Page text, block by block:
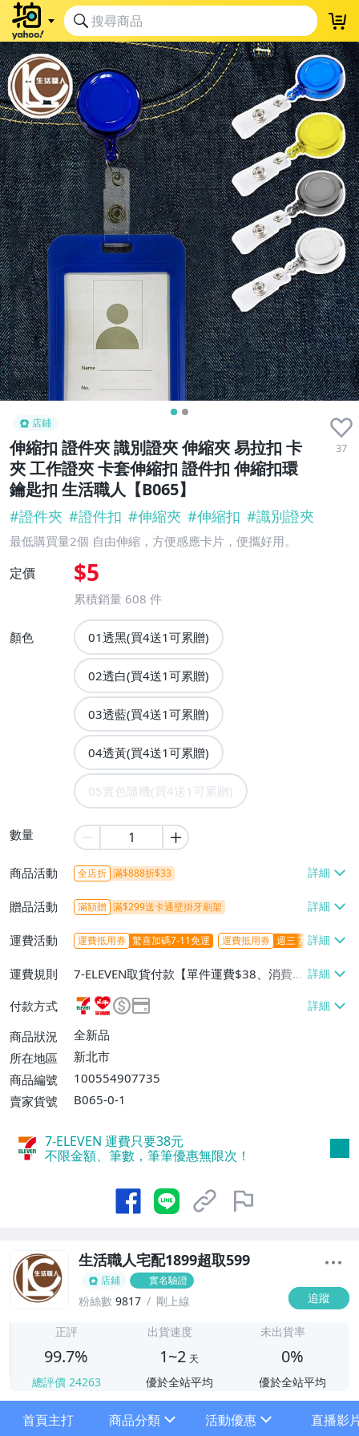
店鋪
伸縮扣 證件夾 識別證夾 伸縮夾 易拉扣 卡
夾 工作證夾 卡套伸縮扣 證件扣 伸縮扣環
鑰匙扣 生活職人【B065】
37
#證件夾 #證件扣 #伸縮夾 #伸縮扣 #識別證夾
最低購買量2個 自由伸縮，方便感應卡片，便攜好用。
定價 $5
累積銷量 608 件
顏色 01透黑(買4送1可累贈)
02透白(買4送1可累贈)
03透藍(買4送1可累贈)
04透黃(買4送1可累贈)
05實色隨機(買4送1可累贈)
數量
商品活動 全店折 滿$888折$33
贈品活動 滿額贈 滿$299送卡通壁掛牙刷架
運費活動 運費抵用券 驚喜加碼7-11免運 運費抵用券 週三 7-11取貨不
運費規則
7-ELEVEN取貨付款【單件運費$38、消費滿
$599免運費】、7-ELEVEN取貨不付款【單
件運費$38、消費滿$599免運費】、萊爾富
取貨付款【單件運費$60、消費滿$599免運
費】、宅配/貨運【單件運費$100、消費滿
付款方式
商品狀況
全新品
所在地區
新北市
商品編號
100554907735
賣家貨號
B065-0-1
7-ELEVEN 運費只要38元
不限金額、筆數，筆筆優惠無限次！
生活職人宅配1899超取599
店鋪 實名驗證
粉絲數 9817 剛上線 追蹤
正評
99.7%
總評價 24263
出貨速度
1~2 天
優於全站平均
未出貨率
0%
優於全站平均
首頁主打 商品分類 活動優惠 直播影